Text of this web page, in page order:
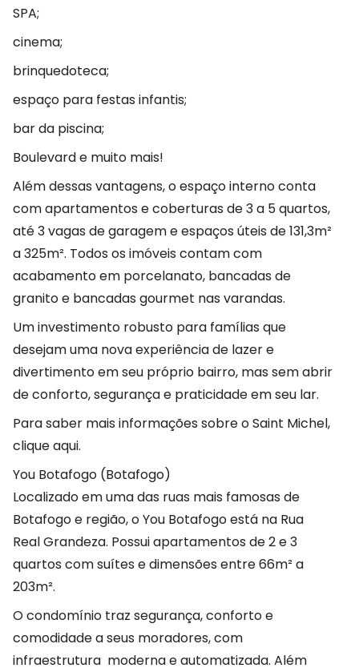
SPA;
cinema;
brinquedoteca;
espaço para festas infantis;
bar da piscina;
Boulevard e muito mais!
Além dessas vantagens, o espaço interno conta
com apartamentos e coberturas de 3 a 5 quartos,
até 3 vagas de garagem e espaços úteis de 131,3m²
a 325m². Todos os imóveis contam com
acabamento em porcelanato, bancadas de
granito e bancadas gourmet nas varandas.
Um investimento robusto para famílias que
desejam uma nova experiência de lazer e
divertimento em seu próprio bairro, mas sem abrir
de conforto, segurança e praticidade em seu lar.
Para saber mais informações sobre o Saint Michel,
clique aqui.
You Botafogo (Botafogo)
Localizado em uma das ruas mais famosas de
Botafogo e região, o You Botafogo está na Rua
Real Grandeza. Possui apartamentos de 2 e 3
quartos com suítes e dimensões entre 66m² a
203m².
O condomínio traz segurança, conforto e
comodidade a seus moradores, com
infraestrutura moderna e automatizada. Além